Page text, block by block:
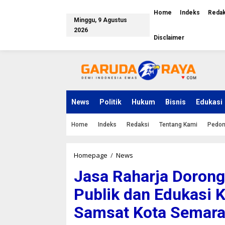
i
Minggu, 9 Agustus
2026
Home Indeks
Disclaimer
News Politik Hukum Bisnis Edukasi
Home Indeks Redaksi Tentang Kami
Homepage / News
s
a
R
a
h
a
Jasa Raharja
Publik dan Edukasi
Samsat Kota